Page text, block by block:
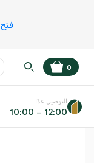
فتح
عر
0
التوصيل غدًا
10:00 – 12:00